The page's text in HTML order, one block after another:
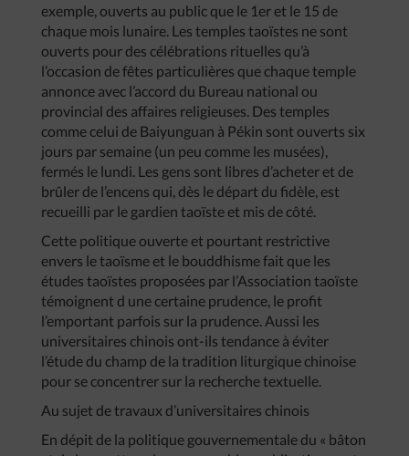
exemple, ouverts au public que le 1er et le 15 de
chaque mois lunaire. Les temples taoïstes ne sont
ouverts pour des célébrations rituelles qu’à
l’occasion de fêtes particulières que chaque temple
annonce avec l’accord du Bureau national ou
provincial des affaires religieuses. Des temples
comme celui de Baiyunguan à Pékin sont ouverts six
jours par semaine (un peu comme les musées),
fermés le lundi. Les gens sont libres d’acheter et de
brûler de l’encens qui, dès le départ du fidèle, est
recueilli par le gardien taoïste et mis de côté.
Cette politique ouverte et pourtant restrictive
envers le taoïsme et le bouddhisme fait que les
études taoïstes proposées par l’Association taoïste
témoignent d une certaine prudence, le profit
l’emportant parfois sur la prudence. Aussi les
universitaires chinois ont-ils tendance à éviter
l’étude du champ de la tradition liturgique chinoise
pour se concentrer sur la recherche textuelle.
Au sujet de travaux d’universitaires chinois
En dépit de la politique gouvernementale du « bâton